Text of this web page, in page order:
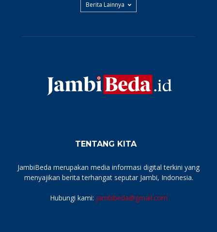
Berita Lainnya
TENTANG KITA
JambiBeda merupakan media informasi digital terkini yang
menyajikan berita terhangat seputar Jambi, Indonesia.
Hubungi kami: jambibeda@gmail.com